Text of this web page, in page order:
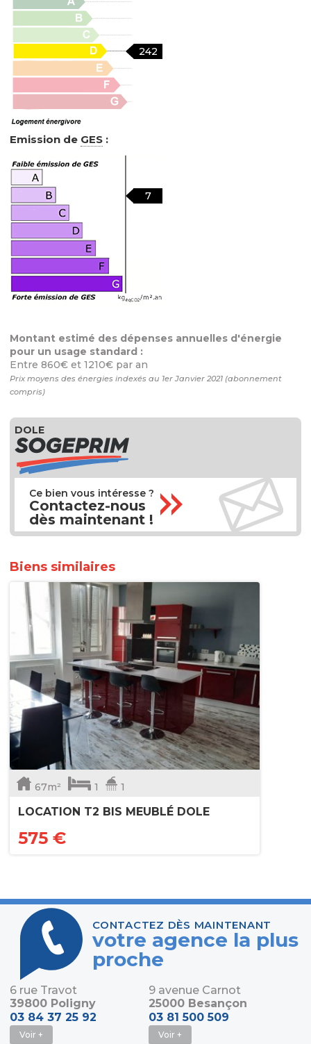
242
Emission de GES :
7
Montant estimé des dépenses annuelles d'énergie
pour un usage standard :
Entre 860€ et 1210€ par an
Prix moyens des énergies indexés au 1er Janvier 2021 (abonnement
compris)
DOLE
Ce bien vous intéresse ?
Contactez-nous
dès maintenant !
Biens similaires
67m² 1 1
LOCATION T2 BIS MEUBLÉ DOLE
575 €
CONTACTEZ DÈS MAINTENANT
votre agence la plus
proche
6 rue Travot
39800 Poligny
03 84 37 25 92
Voir +
9 avenue Carnot
25000 Besançon
03 81 500 509
Voir +